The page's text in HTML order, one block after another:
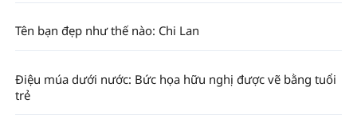
Tên bạn đẹp như thế nào: Chi Lan
Điệu múa dưới nước: Bức họa hữu nghị được vẽ bằng tuổi
trẻ